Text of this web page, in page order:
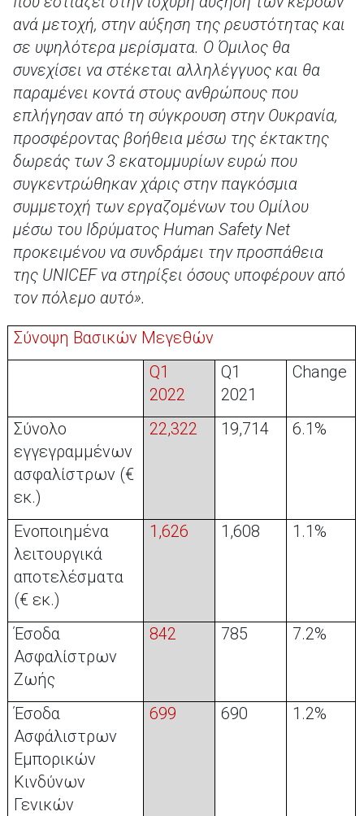
ανά μετοχή, στην αύξηση της ρευστότητας και
σε υψηλότερα μερίσματα. Ο Όμιλος θα
συνεχίσει να στέκεται αλληλέγγυος και θα
παραμένει κοντά στους ανθρώπους που
επλήγησαν από τη σύγκρουση στην Ουκρανία,
προσφέροντας βοήθεια μέσω της έκτακτης
δωρεάς των 3 εκατομμυρίων ευρώ που
συγκεντρώθηκαν χάρις στην παγκόσμια
συμμετοχή των εργαζομένων του Ομίλου
μέσω του Ιδρύματος Human Safety Net
προκειμένου να συνδράμει την προσπάθεια
της UNICEF να στηρίξει όσους υποφέρουν από
τον πόλεμο αυτό».
Σύνοψη Βασικών Μεγεθών
Q1
2022
Q1
2021
Change
Σύνολο
εγγεγραμμένων
ασφαλίστρων (€
εκ.)
22,322 19,714 6.1%
Ενοποιημένα
λειτουργικά
αποτελέσματα
(€ εκ.)
1,626 1,608 1.1%
Έσοδα
Ασφαλίστρων
Ζωής
842 785 7.2%
Έσοδα
Ασφάλιστρων
Εμπορικών
Κινδύνων
Γενικών
699 690 1.2%